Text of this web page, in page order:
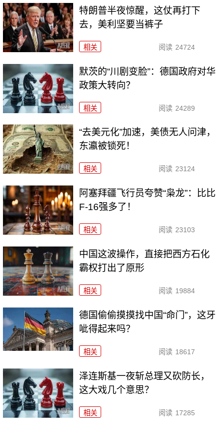
特朗普半夜惊醒，这仗再打下
去，美利坚要当裤子
相关 阅读 24724
默茨的“川剧变脸”：德国政府对华
政策大转向？
相关 阅读 24289
“去美元化”加速，美债无人问津，
东瀛被锁死！
相关 阅读 23124
阿塞拜疆飞行员夸赞“枭龙”：比比
F-16强多了！
相关 阅读 23103
中国这波操作，直接把西方石化
霸权打出了原形
相关 阅读 19884
德国偷偷摸摸找中国“命门”，这牙
呲得起来吗？
相关 阅读 18617
泽连斯基一夜斩总理又砍防长，
这大戏几个意思？
相关 阅读 17285